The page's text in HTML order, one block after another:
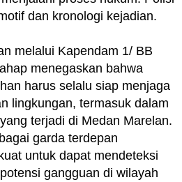
dan kronologi kejadian.
melalui Kapendam 1/ BB
menegaskan bahwa
harus selalu siap menjaga
lingkungan, termasuk dalam
terjadi di Medan Marelan.
garda terdepan
untuk dapat mendeteksi
gangguan di wilayah